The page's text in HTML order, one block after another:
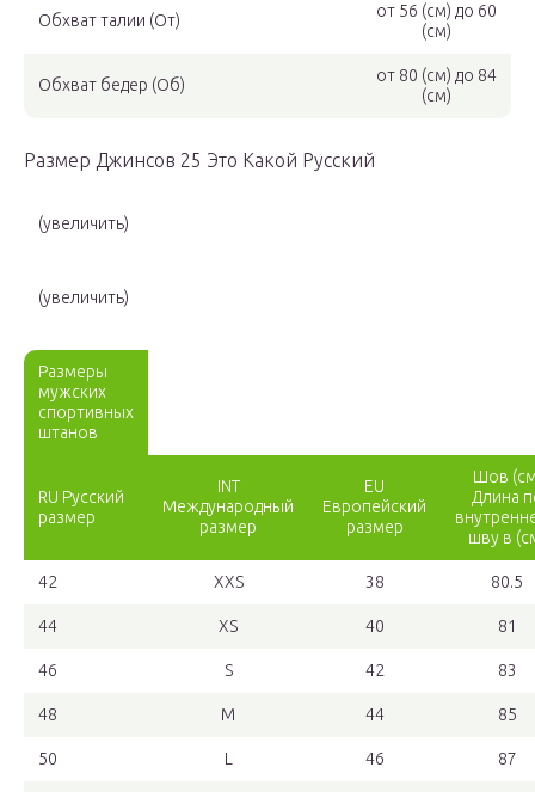
Обхват талии (От)
от 56 (см) до 60
(см)
Обхват бедер (Об)
от 80 (см) до 84
(см)
Размер Джинсов 25 Это Какой Русский
(увеличить)
(увеличить)
Размеры
мужских
спортивных
штанов
RU Русский
размер
INT
Международный
размер
EU
Европейский
размер
Шов
Длина
шву в
42 ХХS 38 80.5
44 XS 40 81
46 S 42 83
48 M 44 85
50 L 46 87